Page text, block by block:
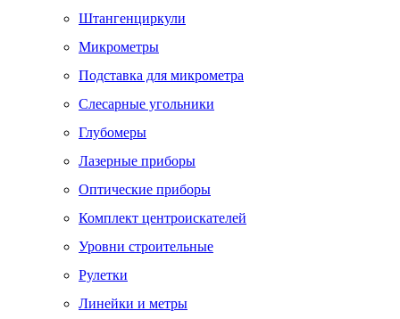
Штангенциркули
Микрометры
Подставка для микрометра
Слесарные угольники
Глубомеры
Лазерные приборы
Оптические приборы
Комплект центроискателей
Уровни строительные
Рулетки
Линейки и метры